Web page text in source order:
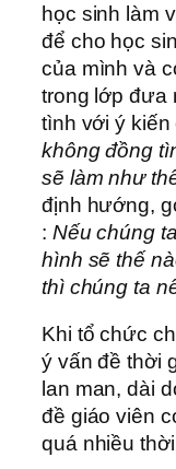
học sinh làm
để cho học
của mình và
trong lớp đưa
tình với ý kiến
không đồng
sẽ làm như
định hướng,
: Nếu chúng
hình sẽ thế
thì chúng ta
Khi tổ chức
ý vấn đề thời
lan man, dài
đề giáo viên
quá nhiều